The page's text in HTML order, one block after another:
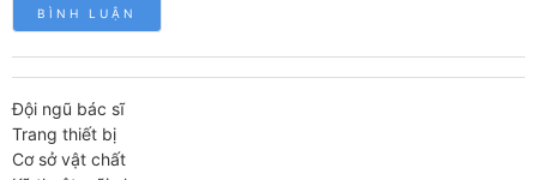
Đội ngũ bác sĩ
Trang thiết bị
Cơ sở vật chất